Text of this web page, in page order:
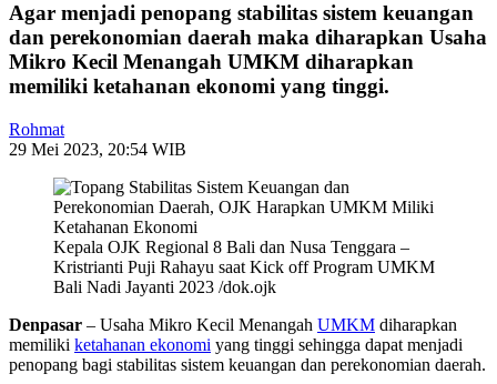
Agar menjadi penopang stabilitas sistem keuangan
dan perekonomian daerah maka diharapkan Usaha
Mikro Kecil Menangah UMKM diharapkan
memiliki ketahanan ekonomi yang tinggi.
Rohmat
29 Mei 2023, 20:54 WIB
Kepala OJK Regional 8 Bali dan Nusa Tenggara –
Kristrianti Puji Rahayu saat Kick off Program UMKM
Bali Nadi Jayanti 2023 /dok.ojk
Denpasar – Usaha Mikro Kecil Menangah UMKM diharapkan
memiliki ketahanan ekonomi yang tinggi sehingga dapat menjadi
penopang bagi stabilitas sistem keuangan dan perekonomian daerah.